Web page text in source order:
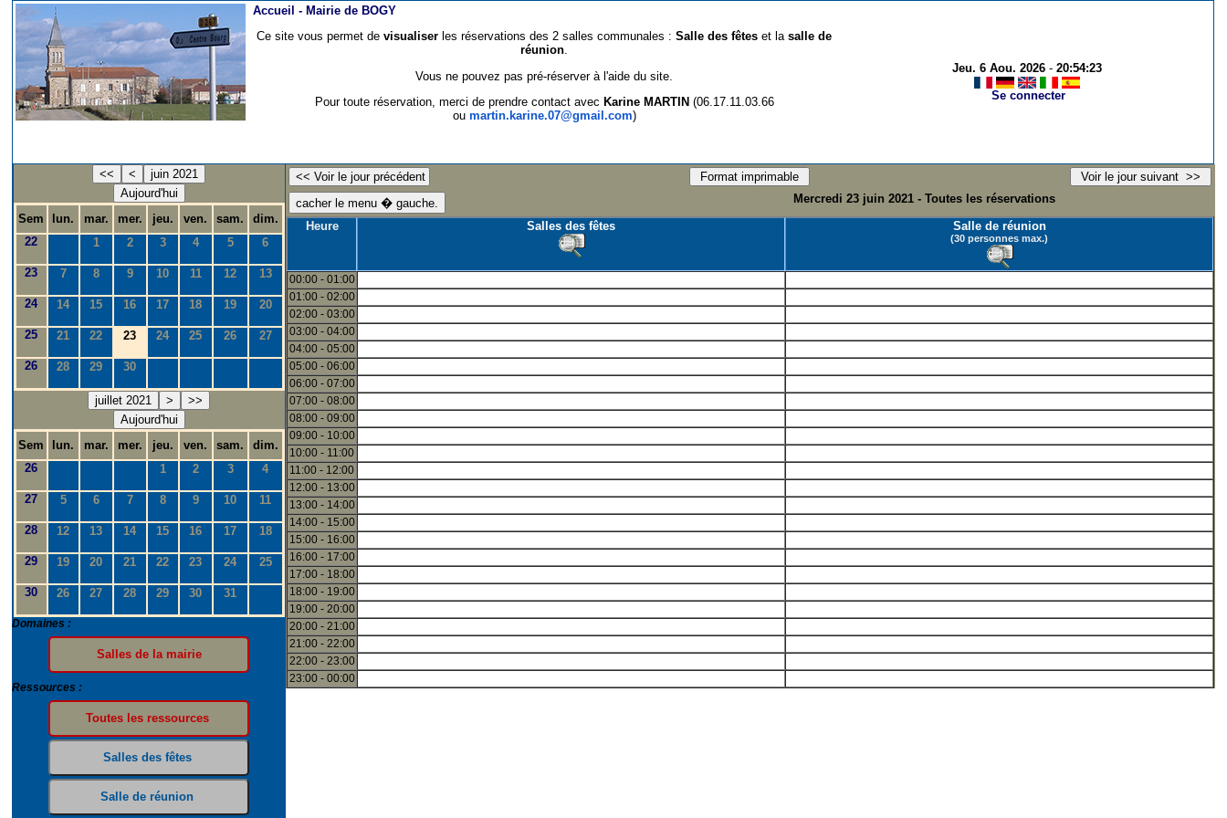
Accueil - Mairie de BOGY
Ce site vous permet devisualiser les réservations des 2 salles communales :Salle des fêtes et lasalle de
réunion.
Vous ne pouvez pas pré-réserver à l'aide du site.
Pour toute réservation, merci de prendre contact avec Karine MARTIN (06.17.11.03.66
ou martin.karine.07@gmail.com)
Jeu. 6 Aou. 2026- 20:54:23
Se connecter
<< <
juin 2021
Aujourd'hui
Sem
lun. mar. mer. jeu. ven. sam.
dim.
22
1 2 3 4 5 6
23 7 8 9 10 11 12 13
24 14 15 16 17 18 19 20
25 21 22 23 24 25 26 27
26 28 29 30
juillet 2021 >
>>
Aujourd'hui
Sem
lun. mar. mer. jeu. ven. sam.
dim.
26
1 2 3 4
27 5 6 7 8 9 10 11
28 12 13 14 15 16 17 18
29 19 20 21 22 23 24 25
30 26 27 28 29 30 31
Domaines :
Ressources :
Mercredi 23 juin 2021 - Toutes les réservations
Heure
Salles des fêtes Salle de réunion
(30 personnes max.)
00:00 - 01:00
01:00 - 02:00
02:00 - 03:00
03:00 - 04:00
04:00 - 05:00
05:00 - 06:00
06:00 - 07:00
07:00 - 08:00
08:00 - 09:00
09:00 - 10:00
10:00 - 11:00
11:00 - 12:00
12:00 - 13:00
13:00 - 14:00
14:00 - 15:00
15:00 - 16:00
16:00 - 17:00
17:00 - 18:00
18:00 - 19:00
19:00 - 20:00
20:00 - 21:00
21:00 - 22:00
22:00 - 23:00
23:00 - 00:00